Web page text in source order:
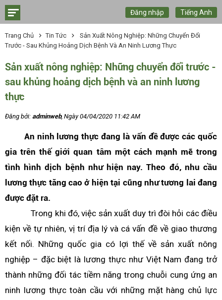
Đăng nhập Tiếng Anh
Trang Chủ Tin Tức
Sản Xuất Nông Nghiệp: Những Chuyển Đổi
Trước - Sau Khủng Hoảng Dịch Bệnh Và An Ninh Lương Thực
Sản xuất nông nghiệp: Những chuyển đổi trước -
sau khủng hoảng dịch bệnh và an ninh lương
thực
Đăng bởi: adminweb, Ngày 04/04/2020 11:42 AM
An ninh lương thực đang là vấn đề được các quốc
gia trên thế giới quan tâm một cách mạnh mẽ trong
tình hình dịch bệnh như hiện nay. Theo đó, nhu cầu
lương thực tăng cao ở hiện tại cũng như tương lai đang
được đặt ra.
Trong khi đó, việc sản xuất duy trì đòi hỏi các điều
kiện về tự nhiên, vị trí địa lý và cá vấn đề về giao thương
kết nối. Những quốc gia có lợi thế về sản xuất nông
nghiệp – đặc biệt là lương thực như Việt Nam đang trở
thành những đối tác tiềm năng trong chuỗi cung ứng an
ninh lương thực toàn cầu với những mặt hàng chủ lực